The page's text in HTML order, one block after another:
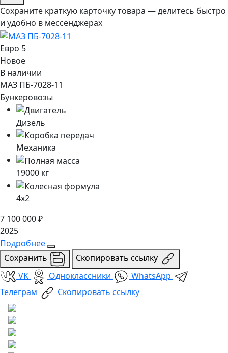
Сохраните краткую карточку товара — делитесь быстро
и удобно в мессенджерах
Евро 5
Новое
В наличии
МАЗ ПБ-7028-11
Бункеровозы
Дизель
Механика
19000 кг
4x2
7 100 000₽
2025
Подробнее
Сохранить
Скопировать ссылку
VK
Одноклассники
WhatsApp
Телеграм
Скопировать ссылку